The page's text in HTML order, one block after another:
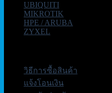
UBIQUITI
MIKROTIK
HPE / ARUBA
ZYXEL
วิธีการซื้อสินค้า
แจ้งโอนเงิน